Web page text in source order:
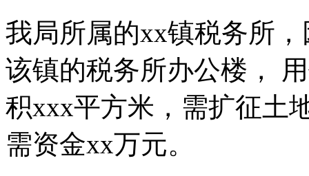
我局所属的xx镇税务所
该镇的税务所办公楼，
积xxx平方米，需扩征土
需资金xx万元。